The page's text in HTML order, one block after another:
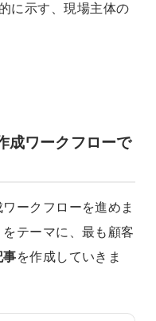
に示す、現場主体の
成ワークフローで
ークフローを進めま
をテーマに、最も顧客
事を作成していきま